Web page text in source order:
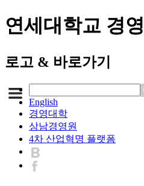
연세대학교 경
로고 & 바로가기
English
경영대학
상남경영원
4차 산업혁명 플랫폼